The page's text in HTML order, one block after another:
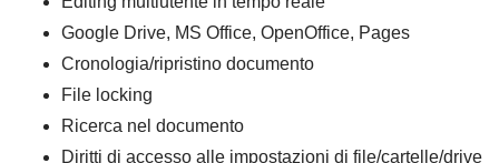
Google Drive, MS Office, OpenOffice, Pages
Cronologia/ripristino documento
File locking
Ricerca nel documento
Diritti di accesso alle impostazioni di file/cartelle/drive